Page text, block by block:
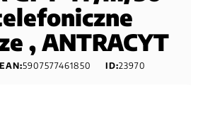
, ANTRACYT
EAN:5907577461850 ID:23970